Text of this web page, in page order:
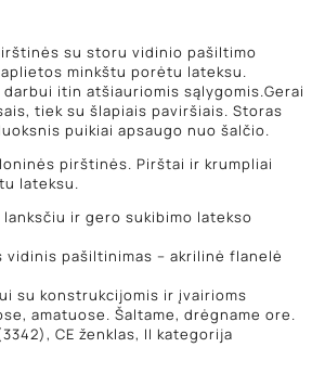
su storu vidinio pašiltimo
minkštu porėtu lateksu.
itin atšiauriomis sąlygomis.Gerai
tiek su šlapiais paviršiais. Storas
puikiai apsaugo nuo šalčio.
pirštinės. Pirštai ir krumpliai
lateksu.
ir gero sukibimo latekso
vidinis pašiltinimas – akrilinė flanelė
su konstrukcijomis ir įvairioms
amatuose. Šaltame, drėgname ore.
CE ženklas, II kategorija